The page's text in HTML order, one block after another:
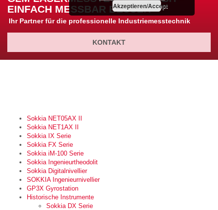
EINFACH MESSBAR BESSER
Ihr Partner für die professionelle Industriemesstechnik
KONTAKT
Sokkia NET05AX II
Sokkia NET1AX II
Sokkia IX Serie
Sokkia FX Serie
Sokkia iM-100 Serie
Sokkia Ingenieurtheodolit
Sokkia Digitalnivellier
SOKKIA Ingenieurnivellier
GP3X Gyrostation
Historische Instrumente
Sokkia DX Serie
Akzeptieren/Accept